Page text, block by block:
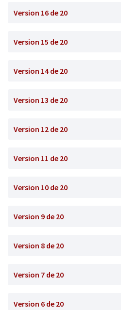
Version 16 de 20
Version 15 de 20
Version 14 de 20
Version 13 de 20
Version 12 de 20
Version 11 de 20
Version 10 de 20
Version 9 de 20
Version 8 de 20
Version 7 de 20
Version 6 de 20